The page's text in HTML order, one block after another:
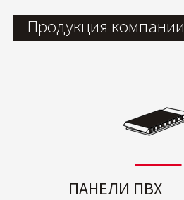
Продукция компании
ПАНЕЛИ ПВХ